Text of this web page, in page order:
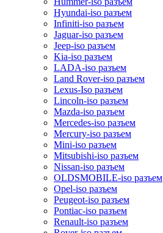
Hyundai-iso разъем
Infiniti-iso разъем
Jaguar-iso разъем
Jeep-iso разъем
Kia-iso разъем
LADA-iso разъем
Land Rover-iso разъем
Lexus-Iso разъем
Lincoln-iso разъем
Mazda-iso разъем
Mercedes-iso разъем
Mercury-iso разъем
Mini-iso разъем
Mitsubishi-iso разъем
Nissan-iso разъем
OLDSMOBILE-iso разъем
Opel-iso разъем
Peugeot-iso разъем
Pontiac-iso разъем
Renault-iso разъем